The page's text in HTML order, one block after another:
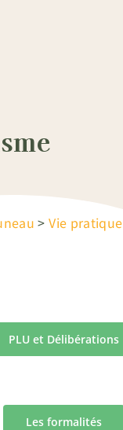
>Vie pratique
PLU et Délibérations
Les formalités